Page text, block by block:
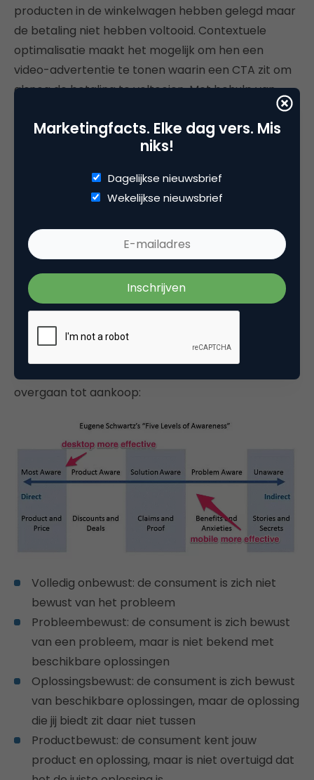
producten in de winkelwagen hebben gelegd maar
de betaling niet hebben voltooid. Contextuele
optimalisatie maakt het mogelijk om hen een
video-advertentie te tonen waarin een CTA zit om
alsnog de betaling te voltooien. Met behulp van
dynamische video-advertenties kunnen klanten
een video toegestuurd krijgen waarin de
desbetreffende producten te zien zijn.
Desktopgebruikers hebben meer tijd dan mobiele
gebruikers. Pas je boodschap aan per apparaat of
distribueer je video-advertentie alleen aan desktop
of mobiele gebruikers.
Eugene Schwartz publiceerde in 1966 ‘Breakthrough
Advertising’, waarin hij spreekt van vijf fases die
consumenten moeten doorgaan voordat zij
overgaan tot aankoop:
Volledig onbewust: de consument is zich niet
bewust van het probleem
Probleembewust: de consument is zich bewust
van een probleem, maar is niet bekend met
beschikbare oplossingen
Oplossingsbewust: de consument is zich bewust
van beschikbare oplossingen, maar de oplossing
die jij biedt zit daar niet tussen
Productbewust: de consument kent jouw
product en oplossing, maar is niet overtuigd dat
Marketingfacts. Elke dag vers. Mis
niks!
Dagelijkse nieuwsbrief
Wekelijkse nieuwsbrief